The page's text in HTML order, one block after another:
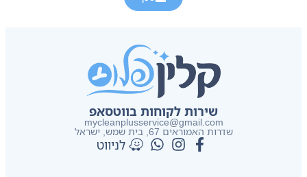
שירות לקוחות בווטסאפ
mycleanplusservice@gmail.com
שדרות האמוראים 67, בית שמש​, ישראל
לניווט